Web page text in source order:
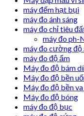
máy đếm hạt bụi
máy đo ánh sáng
máy đo chỉ tiêu
máy đo ph-
máy đo cường độ
máy đo độ ẩm
Máy đo độ bám
Máy đo độ bền
Máy đo độ bền
Máy đo độ bóng
máy đo độ bục